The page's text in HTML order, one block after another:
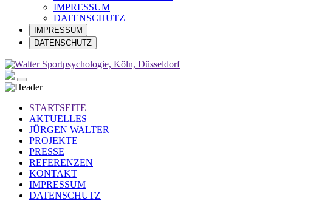
IMPRESSUM
DATENSCHUTZ
IMPRESSUM
DATENSCHUTZ
STARTSEITE
AKTUELLES
JÜRGEN WALTER
PROJEKTE
PRESSE
REFERENZEN
KONTAKT
IMPRESSUM
DATENSCHUTZ